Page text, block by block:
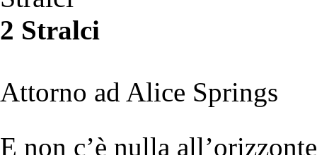
2 Stralci
Attorno ad Alice Springs
E non c’è nulla